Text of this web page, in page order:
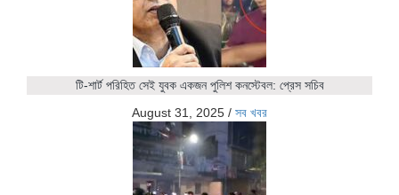
টি-শার্ট পরিহিত সেই যুবক একজন পুলিশ কনস্টেবল: প্রেস সচিব
August 31, 2025 / সব খবর